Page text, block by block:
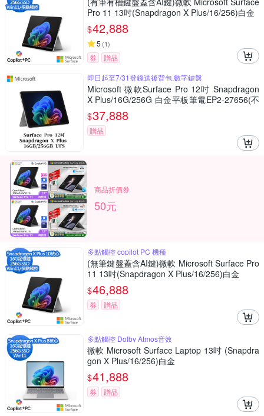
Pro 11 13吋(Snapdragon X Plus/16/256)白金
$42,888
5 (1)
券
贈品
即日起至7/31登錄送後背包,數字鍵盤
Microsoft 微軟Surface Pro 12吋 Snapdragon
X Plus/16G/256G 白金平板筆電EP2-27656(不
含鍵盤、筆)
$37,888
贈品
商品折價券
50元
多點觸控 copilot PC 機種
(無筆鍵盤蓋含AI鍵)微軟 Microsoft Surface Pro
11 13吋(Snapdragon X Plus/16/256)白金
$46,888
券 贈品
多點觸控 Dolby Atmos音效
微軟 Microsoft Surface Laptop 13吋 (Snapdra
gon X Plus/16/256)白金
$41,888
券 贈品